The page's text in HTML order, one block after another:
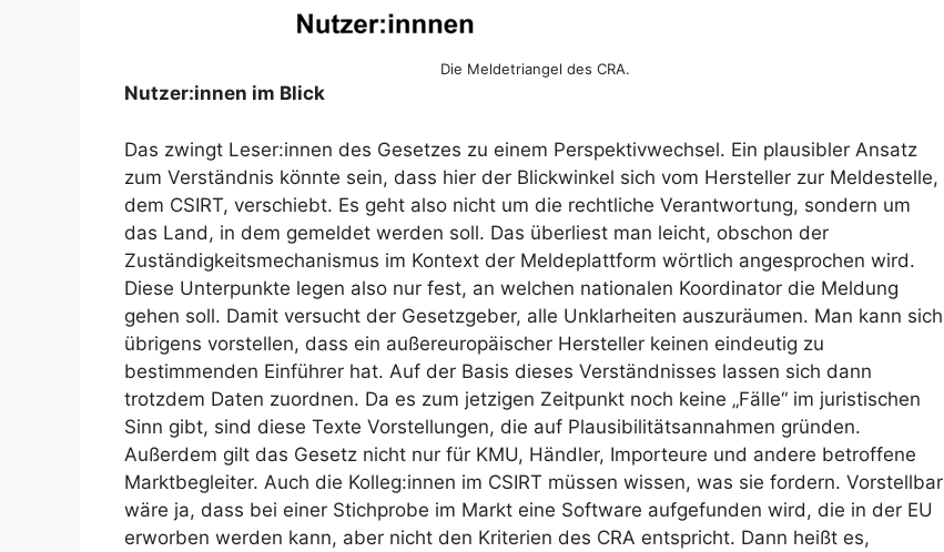
Die Meldetriangel des CRA.
Nutzer:innen im Blick
Das zwingt Leser:innen des Gesetzes zu einem Perspektivwechsel. Ein plausibler Ansatz
zum Verständnis könnte sein, dass hier der Blickwinkel sich vom Hersteller zur Meldestelle,
dem CSIRT, verschiebt. Es geht also nicht um die rechtliche Verantwortung, sondern um
das Land, in dem gemeldet werden soll. Das überliest man leicht, obschon der
Zuständigkeitsmechanismus im Kontext der Meldeplattform wörtlich angesprochen wird.
Diese Unterpunkte legen also nur fest, an welchen nationalen Koordinator die Meldung
gehen soll. Damit versucht der Gesetzgeber, alle Unklarheiten auszuräumen. Man kann sich
übrigens vorstellen, dass ein außereuropäischer Hersteller keinen eindeutig zu
bestimmenden Einführer hat. Auf der Basis dieses Verständnisses lassen sich dann
trotzdem Daten zuordnen. Da es zum jetzigen Zeitpunkt noch keine „Fälle“ im juristischen
Sinn gibt, sind diese Texte Vorstellungen, die auf Plausibilitätsannahmen gründen.
Außerdem gilt das Gesetz nicht nur für KMU, Händler, Importeure und andere betroffene
Marktbegleiter. Auch die Kolleg:innen im CSIRT müssen wissen, was sie fordern. Vorstellbar
wäre ja, dass bei einer Stichprobe im Markt eine Software aufgefunden wird, die in der EU
erworben werden kann, aber nicht den Kriterien des CRA entspricht. Dann heißt es,